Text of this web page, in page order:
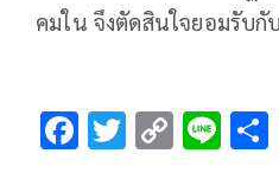
คมใน จึงตัดสินใจยอมรับ
F T C Li